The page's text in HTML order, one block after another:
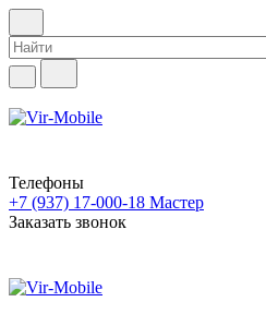
Телефоны
+7 (937) 17-000-18 Мастер
Заказать звонок